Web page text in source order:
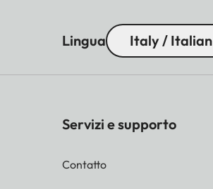
Lingua Italy / Italian
Servizi e supporto
Contatto